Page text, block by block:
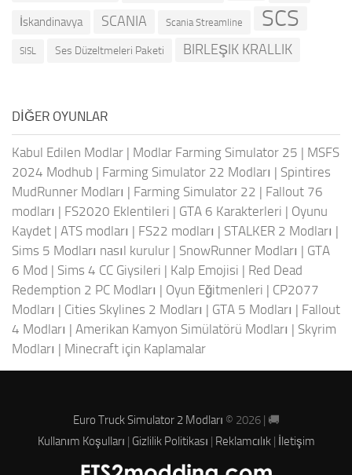
İskandinavya SCANIA Scania Streamline SCS
SISL Ses Düzeltmeleri Paketi BIRLEŞIK KRALLIK
DIĞER OYUNLAR
Kabul Edilen Modlar | Modlar Farming Simulator 25 | MSFS
2024 Modhub | Farming Simulator 22 Modları | Spintires
MudRunner Modları | Farming Simulator 22 | Fallout 76
modları | FS2020 Eklentileri | GTA 6 Karakterleri | Oyunu
Kaydet | ATS modları | FS22 modları | STALKER 2 Modları |
Sims 5 Modları nasıl kurulur | SnowRunner Modları | GTA
6 Mod | Sims 4 CC Giysileri | Kalp Emojisi | Red Dead
Redemption 2 PC Modları | Oyun Eğitmenleri | CP2077
Modları | Cities Skylines 2 Modları | GTA 5 Modları | Fallout
4 Modları | Amerikan Kamyon Simülatörü Modları | Skyrim
Modları | Minecraft için Kaplamalar
Euro Truck Simulator 2 Modları © 2026 | 🚚
Kullanım Koşulları | Gizlilik Politikası | Reklamcılık| İletişim